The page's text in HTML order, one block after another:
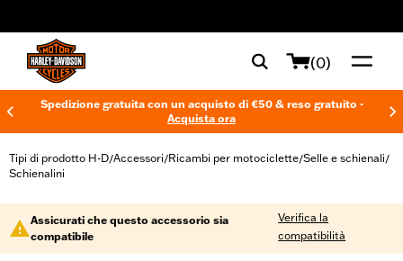
(0)
Spedizione gratuita con un acquisto di €50 & reso gratuito -
Acquista ora
Tipi di prodotto H-D/Accessori/Ricambi per motociclette/Selle e schienali/
Schienalini
Assicurati che questo accessorio sia
compatibile
Verifica la
compatibilità